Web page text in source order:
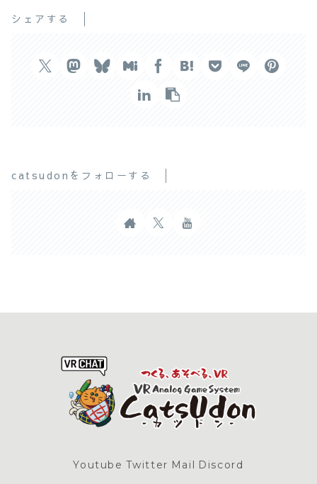
シェアする
catsudonをフォローする
Youtube Twitter Mail Discord